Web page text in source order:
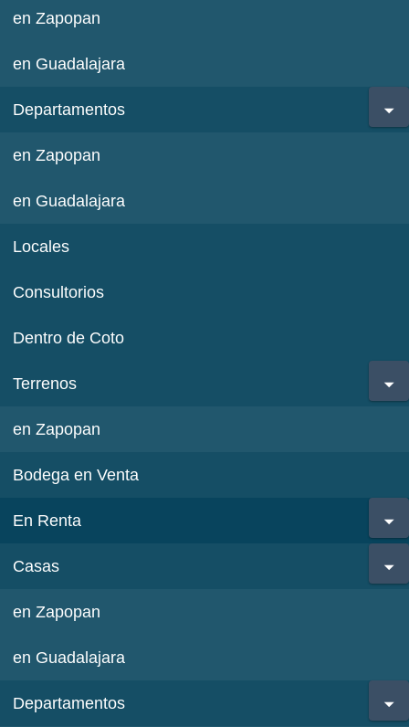
en Zapopan
en Guadalajara
Departamentos
en Zapopan
en Guadalajara
Locales
Consultorios
Dentro de Coto
Terrenos
en Zapopan
Bodega en Venta
En Renta
Casas
en Zapopan
en Guadalajara
Departamentos